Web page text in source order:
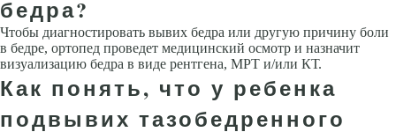
бедра?
Чтобы диагностировать вывих бедра или другую причину боли
в бедре, ортопед проведет медицинский осмотр и назначит
визуализацию бедра в виде рентгена, МРТ и/или КТ.
Как понять, что у ребенка
подвывих тазобедренного